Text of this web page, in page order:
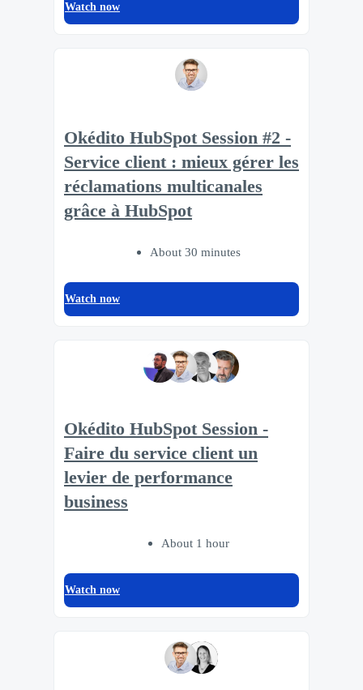
Watch now
Okédito HubSpot Session #2 -
Service client : mieux gérer les
réclamations multicanales
grâce à HubSpot
About 30 minutes
Watch now
Okédito HubSpot Session -
Faire du service client un
levier de performance
business
About 1 hour
Watch now